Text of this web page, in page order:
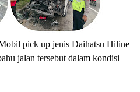
pick up jenis Daihatsu Hiline
jalan tersebut dalam kondisi